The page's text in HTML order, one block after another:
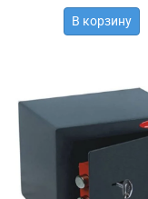
В корзину